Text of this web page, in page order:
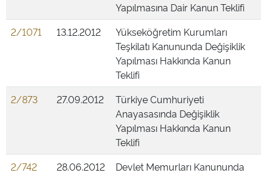
Yapılmasına Dair Kanun Teklifi
2/1071
13.12.2012
Yükseköğretim Kurumları
Teşkilatı Kanununda Değişiklik
Yapılması Hakkında Kanun
Teklifi
2/873
27.09.2012
Türkiye Cumhuriyeti
Anayasasında Değişiklik
Yapılması Hakkında Kanun
Teklifi
2/742
28.06.2012
Devlet Memurları Kanununda